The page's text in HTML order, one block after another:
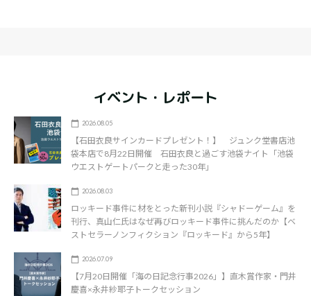
イベント・レポート
2026.08.05
【石田衣良サインカードプレゼント！】 ジュンク堂書店池
袋本店で8月22日開催 石田衣良と過ごす池袋ナイト「池袋
ウエストゲートパークと走った30年」
2026.08.03
ロッキード事件に材をとった新刊小説『シャドーゲーム』を
刊行、真山仁氏はなぜ再びロッキード事件に挑んだのか【ベ
ストセラーノンフィクション『ロッキード』から5年】
2026.07.09
【7月20日開催「海の日記念行事2026」】直木賞作家・門井
慶喜×永井紗耶子トークセッション